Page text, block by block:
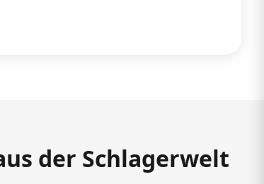
der Schlagerwelt